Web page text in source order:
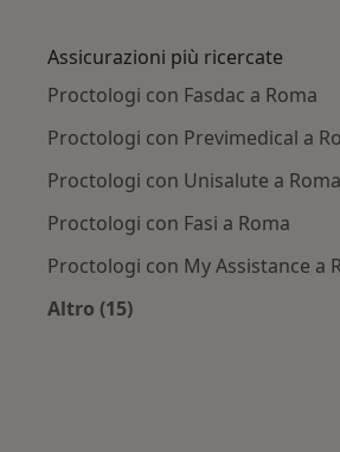
Assicurazioni più ricercate
Proctologi con Fasdac a Roma
Proctologi con Previmedical a
Proctologi con Unisalute a Roma
Proctologi con Fasi a Roma
Proctologi con My Assistance a
Altro (15)